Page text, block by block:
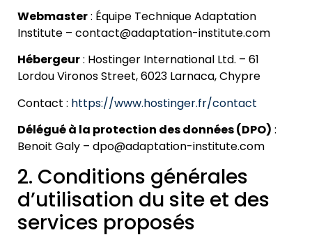
Webmaster: Équipe Technique Adaptation
Institute – contact@adaptation-institute.com
Hébergeur: Hostinger International Ltd. – 61
Lordou Vironos Street, 6023 Larnaca, Chypre
Contact : https://www.hostinger.fr/contact
Délégué à la protection des données (DPO) :
Benoit Galy – dpo@adaptation-institute.com
2. Conditions générales
d’utilisation du site et des
services proposés